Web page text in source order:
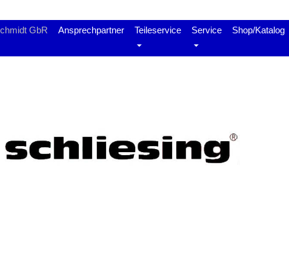
GbR Ansprechpartner Teileservice Service Shop/Katalog